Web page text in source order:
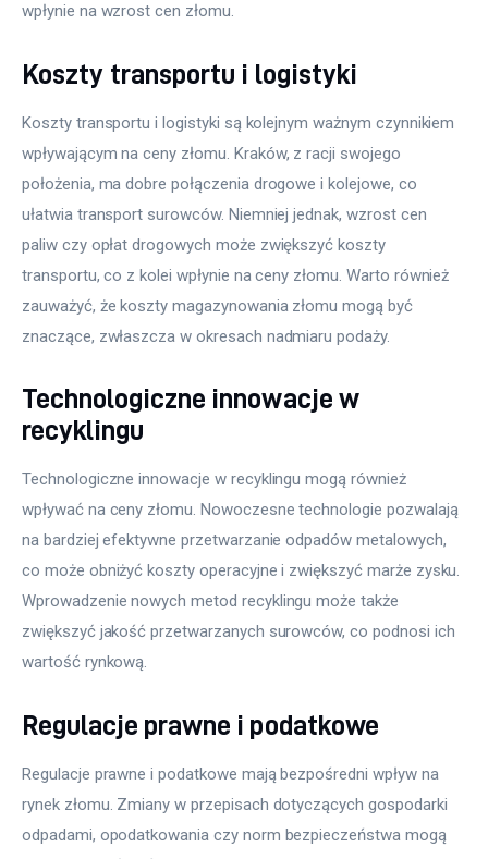
wpłynie na wzrost cen złomu.
Koszty transportu i logistyki
Koszty transportu i logistyki są kolejnym ważnym czynnikiem
wpływającym na ceny złomu. Kraków, z racji swojego
położenia, ma dobre połączenia drogowe i kolejowe, co
ułatwia transport surowców. Niemniej jednak, wzrost cen
paliw czy opłat drogowych może zwiększyć koszty
transportu, co z kolei wpłynie na ceny złomu. Warto również
zauważyć, że koszty magazynowania złomu mogą być
znaczące, zwłaszcza w okresach nadmiaru podaży.
Technologiczne innowacje w
recyklingu
Technologiczne innowacje w recyklingu mogą również
wpływać na ceny złomu. Nowoczesne technologie pozwalają
na bardziej efektywne przetwarzanie odpadów metalowych,
co może obniżyć koszty operacyjne i zwiększyć marże zysku.
Wprowadzenie nowych metod recyklingu może także
zwiększyć jakość przetwarzanych surowców, co podnosi ich
wartość rynkową.
Regulacje prawne i podatkowe
Regulacje prawne i podatkowe mają bezpośredni wpływ na
rynek złomu. Zmiany w przepisach dotyczących gospodarki
odpadami, opodatkowania czy norm bezpieczeństwa mogą